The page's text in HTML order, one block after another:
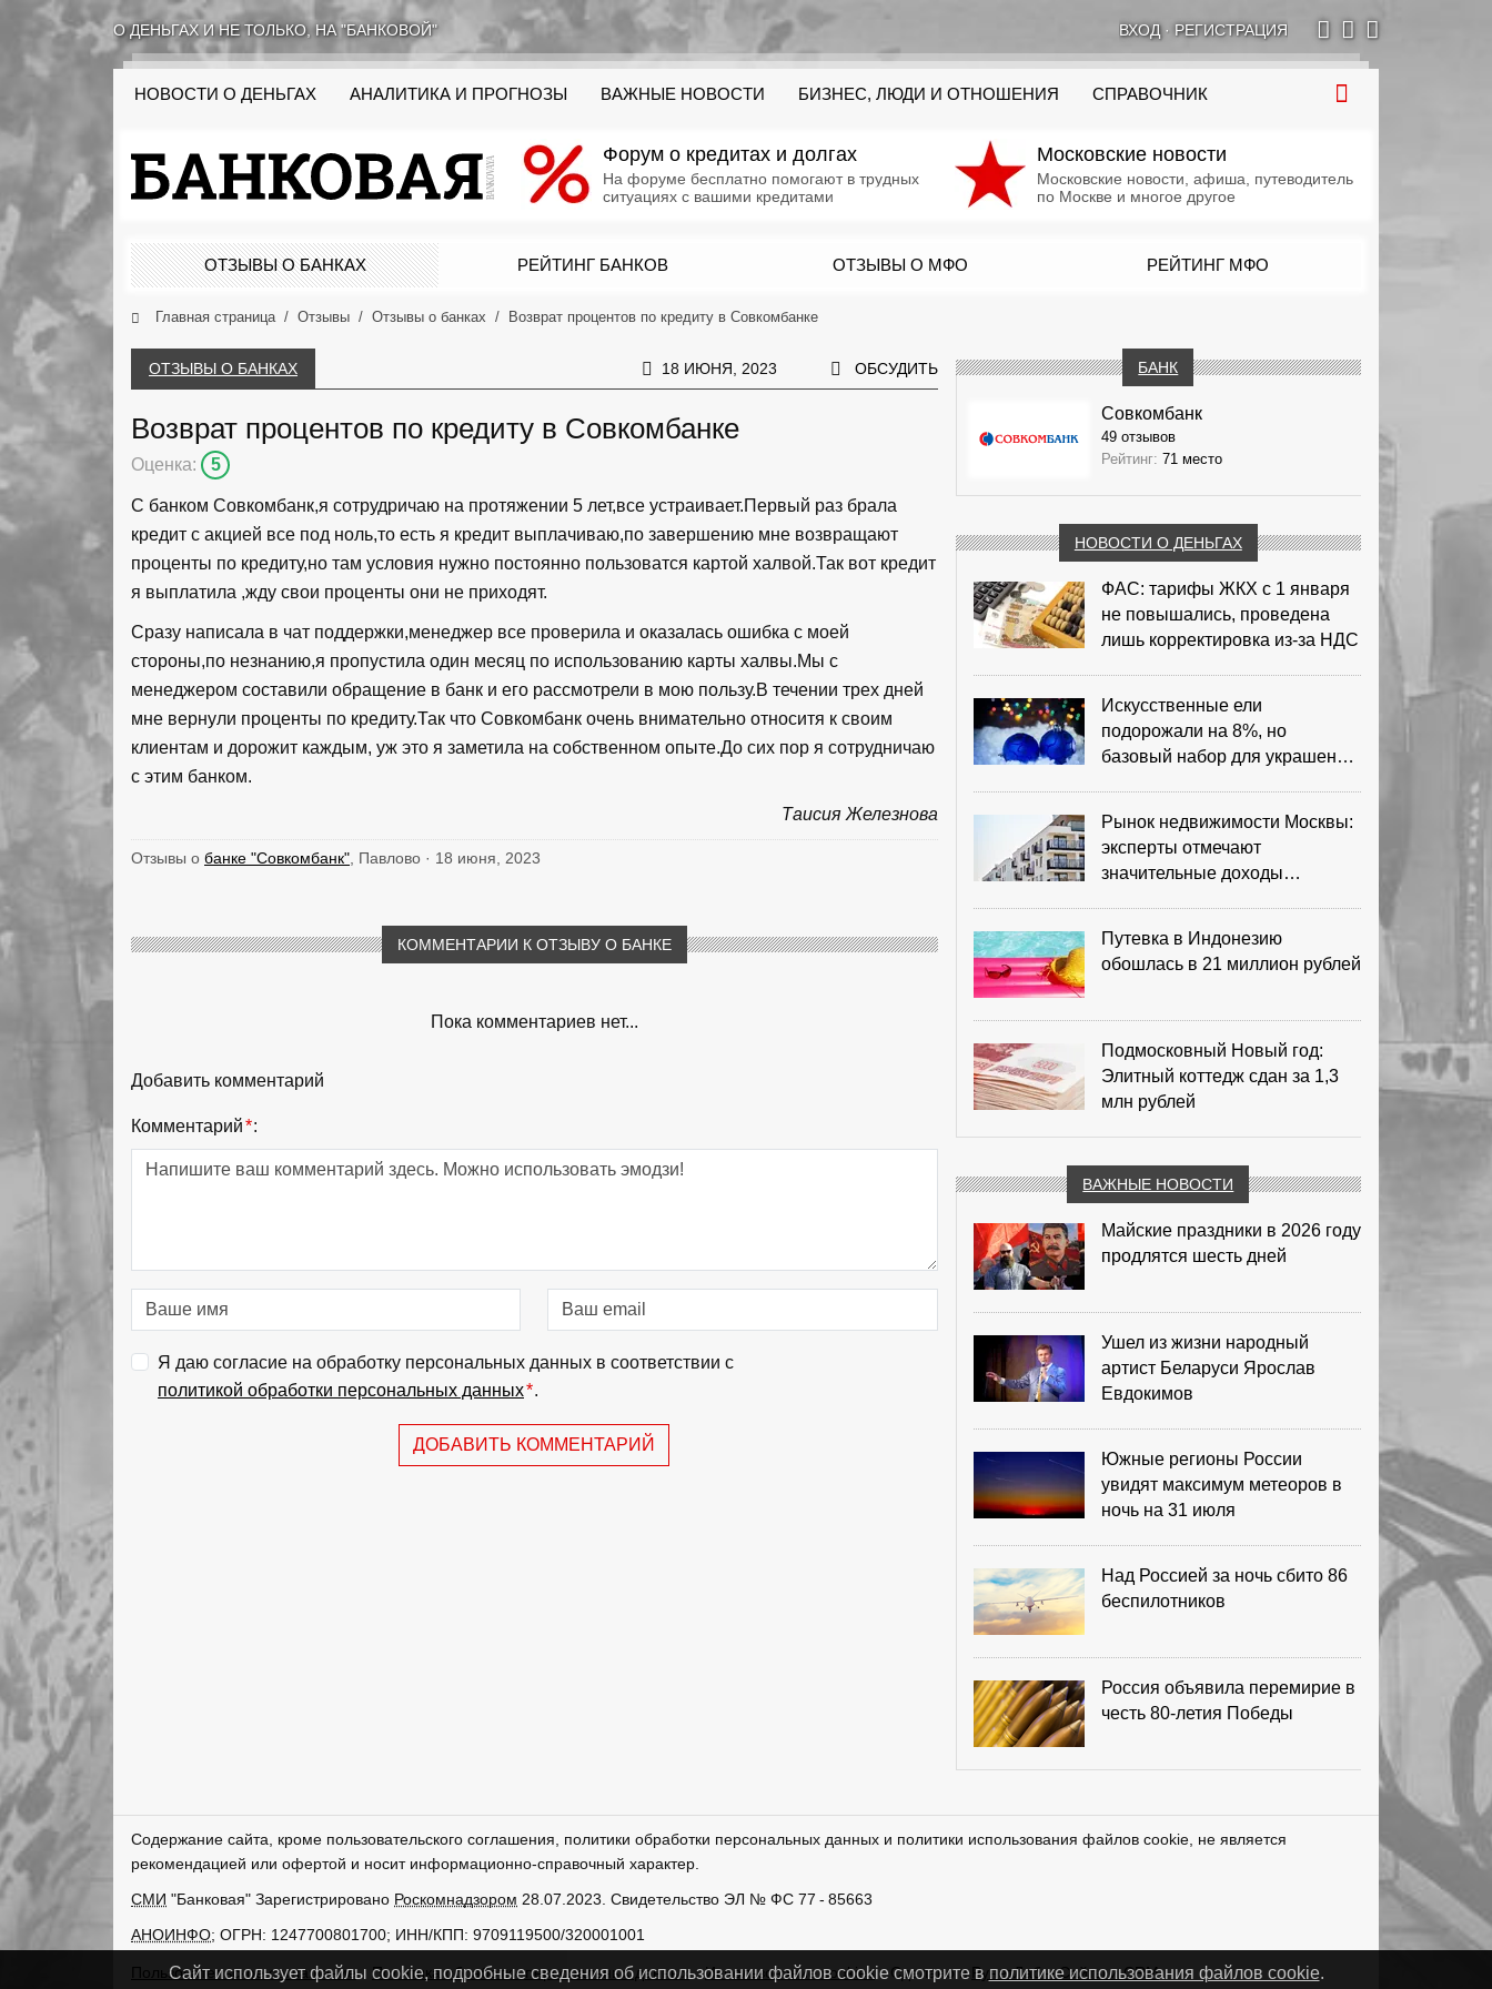
О ДЕНЬГАХ И НЕ ТОЛЬКО, НА "БАНКОВОЙ" ВХОД· РЕГИСТРАЦИЯ
НОВОСТИ О ДЕНЬГАХ АНАЛИТИКА И ПРОГНОЗЫ ВАЖНЫЕ НОВОСТИ БИЗНЕС, ЛЮДИ И ОТНОШЕНИЯ СПРАВОЧНИК
Форум о кредитах и долгах
На форуме бесплатно помогают в трудных
ситуациях с вашими кредитами
Московские новости
Московские новости, афиша, путеводитель
по Москве и многое другое
ОТЗЫВЫ О БАНКАХ РЕЙТИНГ БАНКОВ ОТЗЫВЫ О МФО РЕЙТИНГ МФО
Главная страница Отзывы Отзывы о банках Возврат процентов по кредиту в Совкомбанке
ОТЗЫВЫ О БАНКАХ 18 ИЮНЯ, 2023 ОБСУДИТЬ
Возврат процентов по кредиту в Совкомбанке
Оценка: 5
С банком Совкомбанк,я сотрудричаю на протяжении 5 лет,все устраивает.Первый раз брала
кредит с акцией все под ноль,то есть я кредит выплачиваю,по завершению мне возвращают
проценты по кредиту,но там условия нужно постоянно пользоватся картой халвой.Так вот кредит
я выплатила ,жду свои проценты они не приходят.
Сразу написала в чат поддержки,менеджер все проверила и оказалась ошибка с моей
стороны,по незнанию,я пропустила один месяц по использованию карты халвы.Мы с
менеджером составили обращение в банк и его рассмотрели в мою пользу.В течении трех дней
мне вернули проценты по кредиту.Так что Совкомбанк очень внимательно относитя к своим
клиентам и дорожит каждым, уж это я заметила на собственном опыте.До сих пор я сотрудничаю
с этим банком.
Таисия Железнова
Отзывы о банке "Совкомбанк" , Павлово · 18 июня, 2023
КОММЕНТАРИИ К ОТЗЫВУ О БАНКЕ
Пока комментариев нет...
Добавить комментарий
Комментарий*:
Я даю согласие на обработку персональных данных в соответствии с
политикой обработки персональных данных*.
ДОБАВИТЬ КОММЕНТАРИЙ
БАНК
Совкомбанк
49 отзывов
Рейтинг: 71 место
НОВОСТИ О ДЕНЬГАХ
ФАС: тарифы ЖКХ с 1 января
не повышались, проведена
лишь корректировка из‑за НДС
Искусственные ели
подорожали на 8%, но
базовый набор для украшения
Рынок недвижимости Москвы:
эксперты отмечают
значительные доходы
Путевка в Индонезию
обошлась в 21 миллион рублей
Подмосковный Новый год:
Элитный коттедж сдан за 1,3
млн рублей
ВАЖНЫЕ НОВОСТИ
Майские праздники в 2026 году
продлятся шесть дней
Ушел из жизни народный
артист Беларуси Ярослав
Евдокимов
Южные регионы России
увидят максимум метеоров в
ночь на 31 июля
Над Россией за ночь сбито 86
беспилотников
Россия объявила перемирие в
честь 80-летия Победы
Содержание сайта, кроме пользовательского соглашения, политики обработки персональных данных и политики использования файлов cookie, не является
рекомендацией или офертой и носит информационно-справочный характер.
СМИ "Банковая" Зарегистрировано Роскомнадзором 28.07.2023. Свидетельство ЭЛ № ФС 77 - 85663
АНОИНФО; ОГРН: 1247700801700; ИНН/КПП: 9709119500/320001001
Пользовательское соглашение Политика обработки персональных данных Использование cookies Сделано вРунетЛаб – Сайты и CRM
Сайт использует файлы cookie, подробные сведения об использовании файлов cookie смотрите вполитике использования файлов cookie.